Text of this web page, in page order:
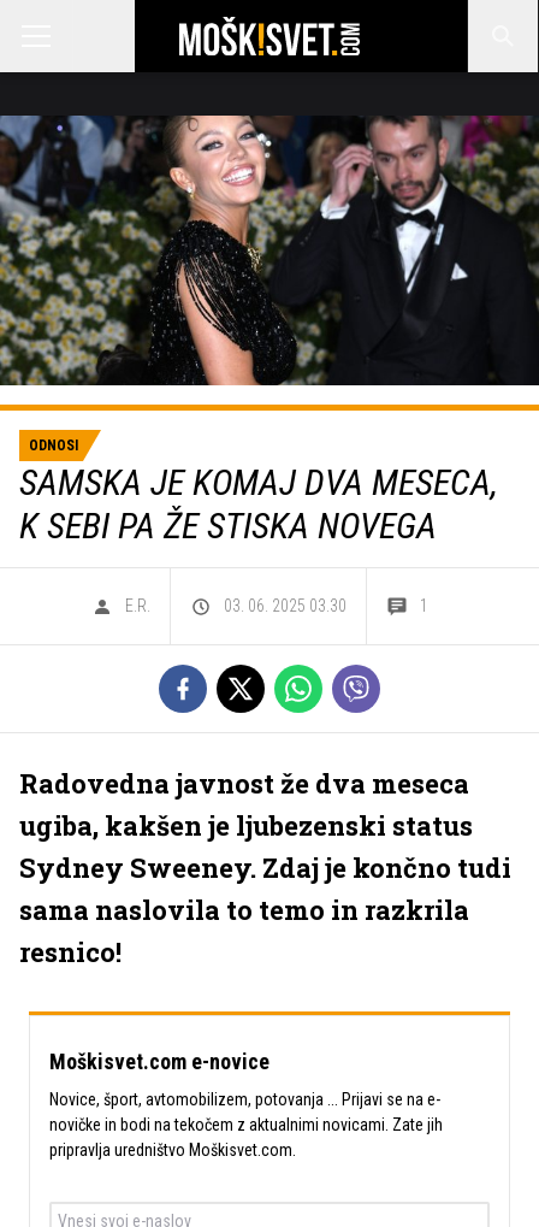
ODNOSI
SAMSKA JE KOMAJ DVA MESECA,
K SEBI PA ŽE STISKA NOVEGA
E.R. 03. 06. 2025 03.30 1
Radovedna javnost že dva meseca
ugiba, kakšen je ljubezenski status
Sydney Sweeney. Zdaj je končno tudi
sama naslovila to temo in razkrila
resnico!
Moškisvet.com e-novice
Novice, šport, avtomobilizem, potovanja ... Prijavi se na e-
novičke in bodi na tekočem z aktualnimi novicami. Zate jih
pripravlja uredništvo Moškisvet.com.